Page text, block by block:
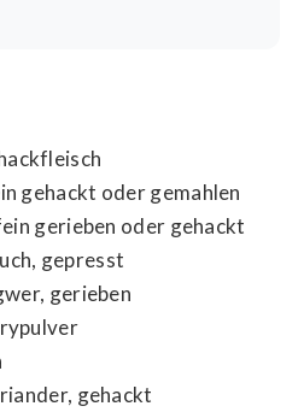
gehackt oder gemahlen
gerieben oder gehackt
gepresst
gerieben
gehackt